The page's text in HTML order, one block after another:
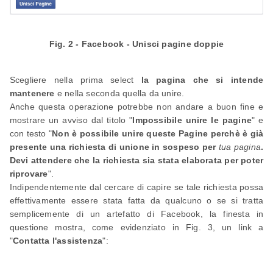
Fig. 2 - Facebook - Unisci pagine doppie
Scegliere nella prima select la pagina che si intende
mantenere e nella seconda quella da unire.
Anche questa operazione potrebbe non andare a buon fine e
mostrare un avviso dal titolo "Impossibile unire le pagine" e
con testo "Non è possibile unire queste Pagine perchè è già
presente una richiesta di unione in sospeso per tua pagina.
Devi attendere che la richiesta sia stata elaborata per poter
riprovare".
Indipendentemente dal cercare di capire se tale richiesta possa
effettivamente essere stata fatta da qualcuno o se si tratta
semplicemente di un artefatto di Facebook, la finesta in
questione mostra, come evidenziato in Fig. 3, un link a
"Contatta l'assistenza":